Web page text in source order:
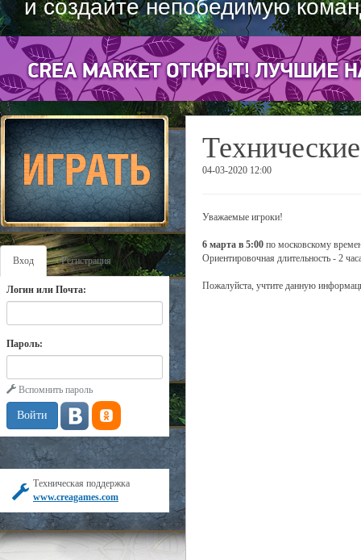
и создайте непобедимую
Вход Регистрация
Логин или Почта:
Пароль:
Вспомнить пароль
Техническая поддержка
www.creagames.com
04-03-2020 12:00
Уважаемые игроки!
6 марта в 5:00 по московскому
Ориентировочная длительность - 2
Пожалуйста, учтите данную